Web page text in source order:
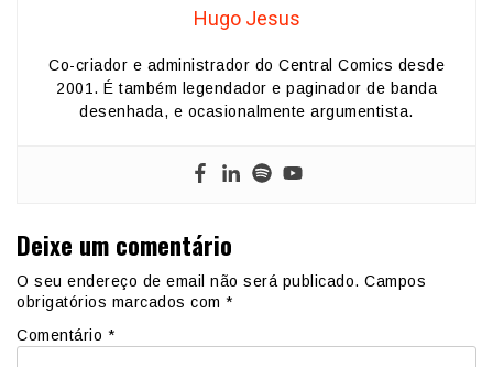
Hugo Jesus
Co-criador e administrador do Central Comics desde
2001. É também legendador e paginador de banda
desenhada, e ocasionalmente argumentista.
Deixe um comentário
O seu endereço de email não será publicado. Campos
obrigatórios marcados com *
Comentário *